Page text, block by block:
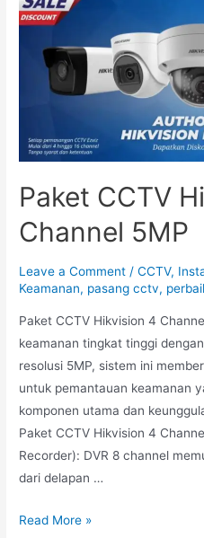
Paket CCTV
Channel 5MP
Leave a Comment /CCTV,
Keamanan, pasang cctv,
Paket CCTV Hikvision 4
keamanan tingkat tinggi
resolusi 5MP, sistem ini
untuk pemantauan keamanan
komponen utama dan
Paket CCTV Hikvision 4
Recorder): DVR 8 channel
dari delapan …
Read More »